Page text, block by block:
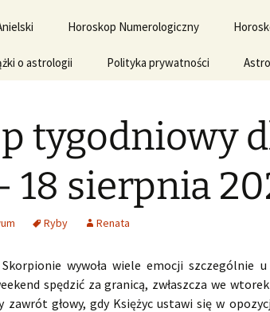
Horoskop Numerologiczny
o astrologii Polityka prywatności
tygodniowy
18 sierpnia
Ryby Renata
wywoła wiele emocji szczególnie
spędzić za granicą, zwłaszcza we
zawrót głowy, gdy Księżyc ustawi się w